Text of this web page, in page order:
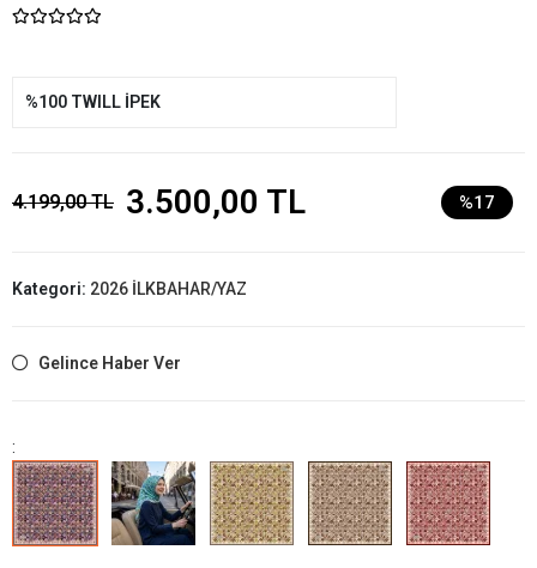
%100 TWILL İPEK
4.199,00 TL 3.500,00 TL %17
Kategori: 2026 İLKBAHAR/YAZ
Gelince Haber Ver
: